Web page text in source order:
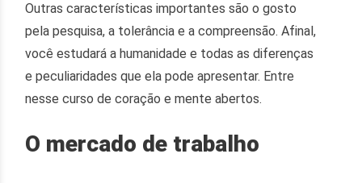
Outras características importantes são o gosto
pela pesquisa, a tolerância e a compreensão. Afinal,
você estudará a humanidade e todas as diferenças
e peculiaridades que ela pode apresentar. Entre
nesse curso de coração e mente abertos.
O mercado de trabalho